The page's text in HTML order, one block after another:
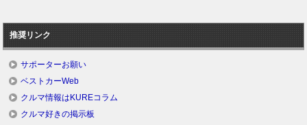
推奨リンク
サポーターお願い
ベストカーWeb
クルマ情報はKUREコラム
クルマ好きの掲示板